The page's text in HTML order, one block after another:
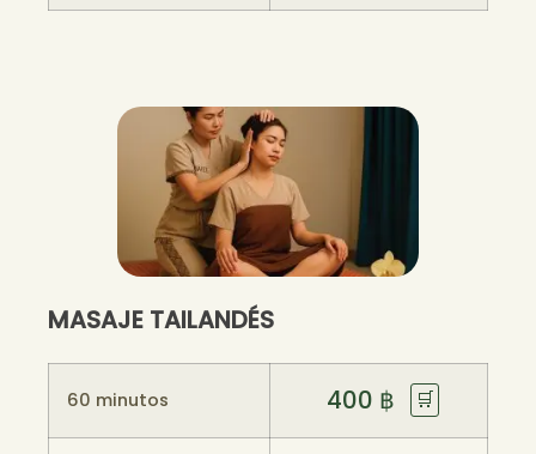
MASAJE TAILANDÉS
60 minutos 400 ฿ 🛒